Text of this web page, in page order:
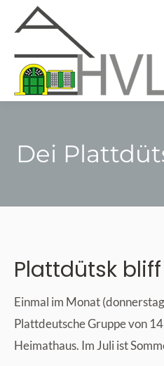
Dei
Plattdütsk
Einmal im Monat
Plattdeutsche Gruppe von
Heimathaus. Im Juli ist